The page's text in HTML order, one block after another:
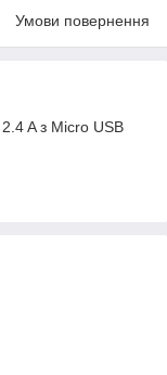
Умови повернення
A з Micro USB